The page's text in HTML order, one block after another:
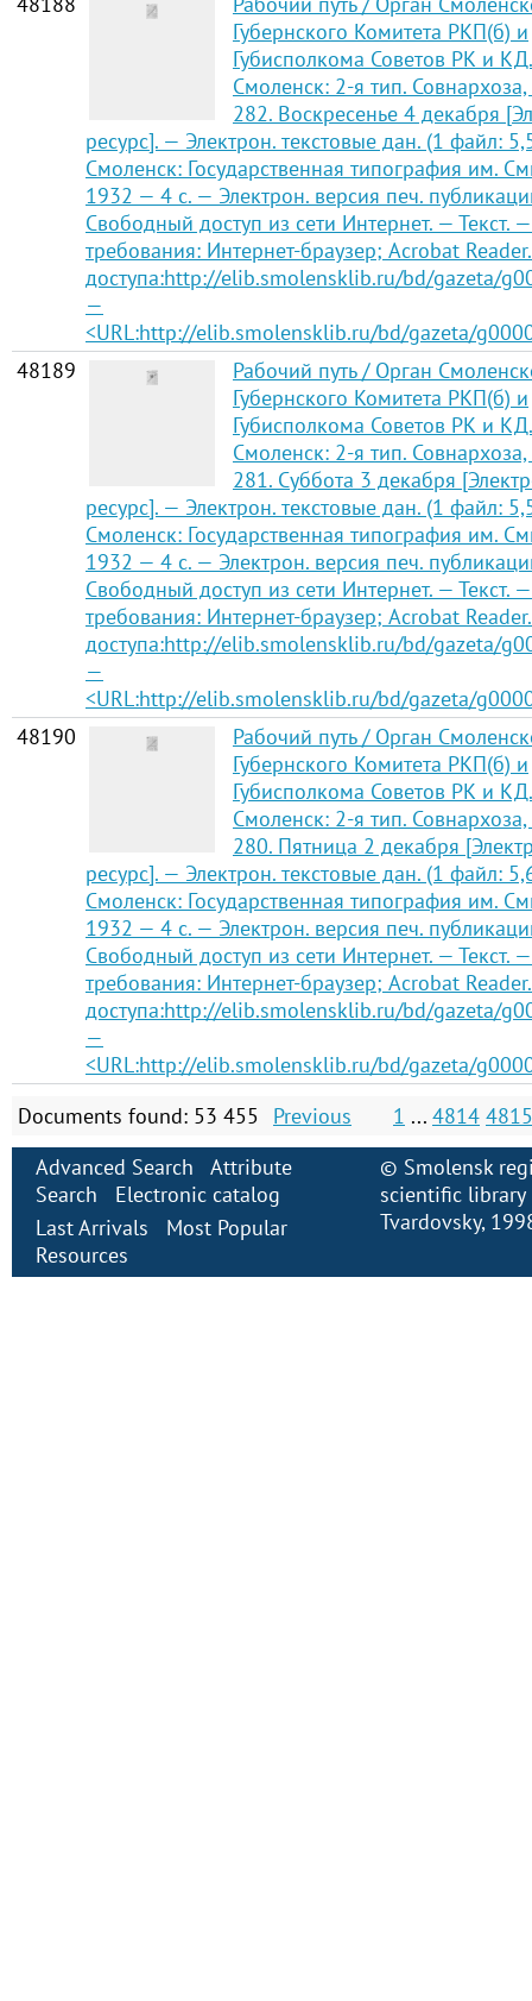
Губернского Комитета РКП(б) и
Губисполкома Советов РК и
Смоленск: 2-я тип.
282. Воскресенье 4 декабря
ресурс]. — Электрон. текстовые дан. (1 файл:
Смоленск: Государственная типография им.
1932 — 4 с. — Электрон. версия печ.
Свободный доступ из сети Интернет. — Текст.
требования: Интернет-браузер; Acrobat
доступа:http://elib.smolensklib.ru/bd/gazeta/
—
<URL:http://elib.smolensklib.ru/bd/gazeta/
48189
Рабочий путь / Орган
Губернского Комитета РКП(б) и
Губисполкома Советов РК и
Смоленск: 2-я тип.
281. Суббота 3 декабря
ресурс]. — Электрон. текстовые дан. (1 файл:
Смоленск: Государственная типография им.
1932 — 4 с. — Электрон. версия печ.
Свободный доступ из сети Интернет. — Текст.
требования: Интернет-браузер; Acrobat
доступа:http://elib.smolensklib.ru/bd/gazeta/
—
<URL:http://elib.smolensklib.ru/bd/gazeta/
48190
Рабочий путь / Орган
Губернского Комитета РКП(б) и
Губисполкома Советов РК и
Смоленск: 2-я тип.
280. Пятница 2 декабря
ресурс]. — Электрон. текстовые дан. (1 файл:
Смоленск: Государственная типография им.
1932 — 4 с. — Электрон. версия печ.
Свободный доступ из сети Интернет. — Текст.
требования: Интернет-браузер; Acrobat
доступа:http://elib.smolensklib.ru/bd/gazeta/
—
<URL:http://elib.smolensklib.ru/bd/gazeta/
Documents found: 53 455
Previous 1 ... 4814 4815
Advanced Search
Attribute
Search
Electronic сatalog
Last Arrivals
Most Popular
Resources
© Smolensk
scientific library
Tvardovsky,